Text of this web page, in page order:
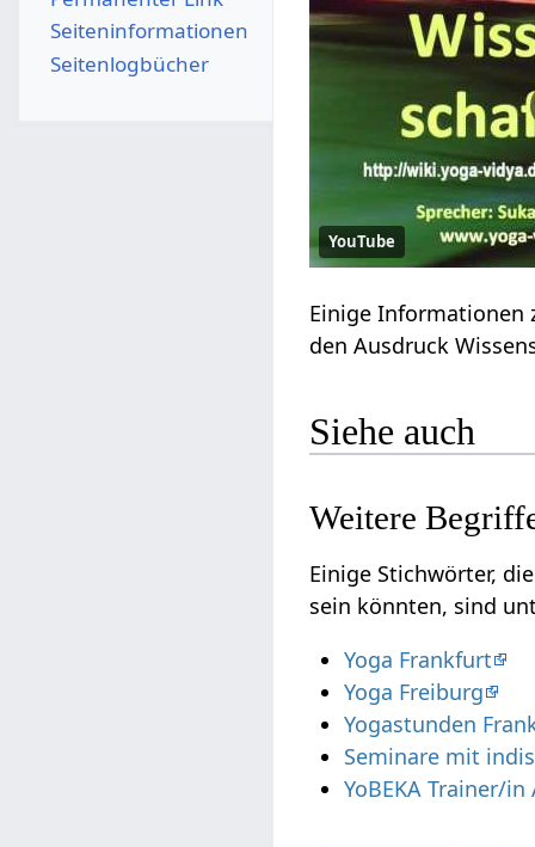
YouTube
Siehe auch
Einige Stichwörter, die
sein könnten, sind
Yoga Frankfurt
Yoga Freiburg
Yogastunden
Seminare mit
YoBEKA Trainer/
Seiten­­informationen
Seitenlogbücher